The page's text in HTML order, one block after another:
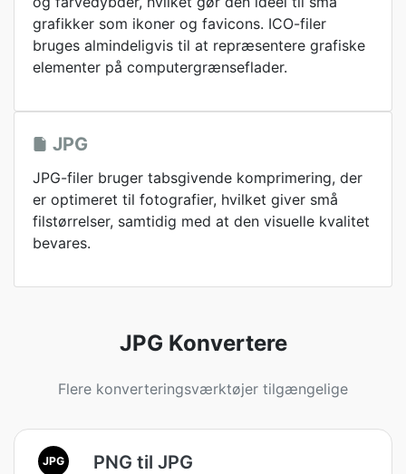
grafikker som ikoner og favicons. ICO-filer
bruges almindeligvis til at repræsentere grafiske
elementer på computergrænseflader.
JPG
JPG-filer bruger tabsgivende komprimering, der
er optimeret til fotografier, hvilket giver små
filstørrelser, samtidig med at den visuelle kvalitet
bevares.
JPG Konvertere
Flere konverteringsværktøjer tilgængelige
JPG PNG til JPG